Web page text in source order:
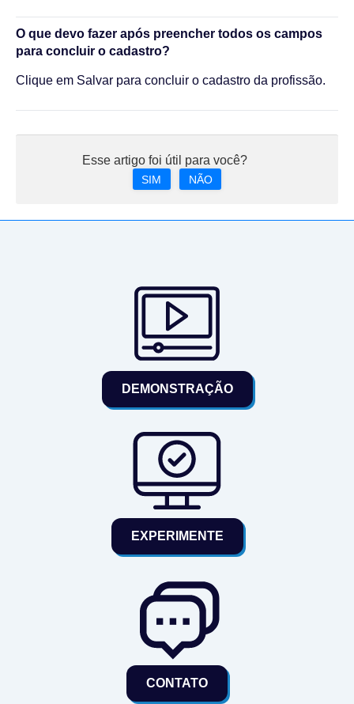
O que devo fazer após preencher todos os campos
para concluir o cadastro?
Clique em Salvar para concluir o cadastro da profissão.
Esse artigo foi útil para você?
SIM NÃO
DEMONSTRAÇÃO
EXPERIMENTE
CONTATO